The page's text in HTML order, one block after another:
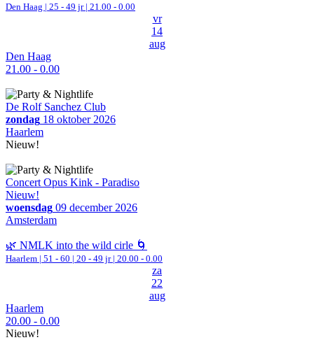
Den Haag | 25 - 49 jr | 21.00 - 0.00
vr
14
aug
Den Haag
21.00 - 0.00
De Rolf Sanchez Club
zondag 18 oktober 2026
Haarlem
Nieuw!
Concert Opus Kink - Paradiso
Nieuw!
woensdag 09 december 2026
Amsterdam
🌿 NMLK into the wild cirle 🌀
Haarlem | 51 - 60 | 20 - 49 jr | 20.00 - 0.00
za
22
aug
Haarlem
20.00 - 0.00
Nieuw!